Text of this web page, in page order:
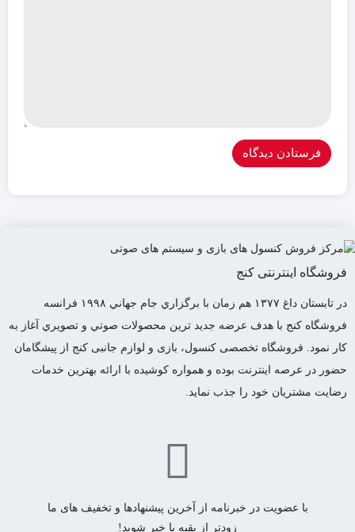
فروشگاه اینترنتی کنج
در تابستان داغ ١٣٧٧ هم زمان با برگزاري جام جهاني ١٩٩٨ فرانسه
فروشگاه كنج با هدف عرضه جديد ترين محصولات صوتي و تصويري آغاز به
كار نمود. فروشگاه تخصصی کنسول، بازی و لوازم جانبی کنج از پیشگامان
حضور در عرصه اینترنت بوده و همواره کوشیده با ارائه بهترین خدمات
رضایت مشتریان خود را جذب نماید.
با عضویت در خبرنامه از آخرین پیشنهادها و تخفیف های ما
زودتر از بقیه با خبر شوید!